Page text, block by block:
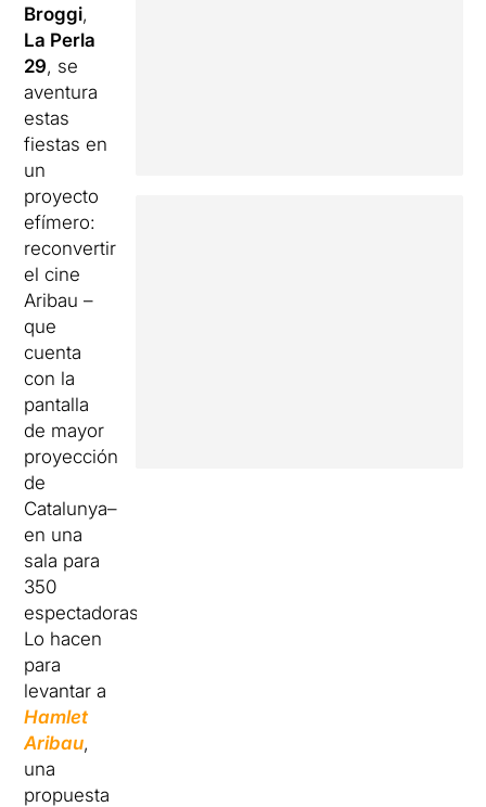
Broggi,
La Perla
29, se
aventura
estas
fiestas en
un
proyecto
efímero:
reconvertir
el cine
Aribau –
que
cuenta
con la
pantalla
de mayor
proyección
de
Catalunya–
en una
sala para
350
espectadoras.
Lo hacen
para
levantar a
Hamlet
Aribau,
una
propuesta